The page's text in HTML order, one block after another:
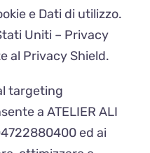
e Dati di utilizzo.
Uniti – Privacy
al Privacy Shield.
targeting
a ATELIER ALI
ed ai